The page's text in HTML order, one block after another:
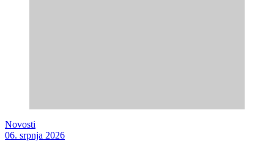
Novosti
06. srpnja 2026